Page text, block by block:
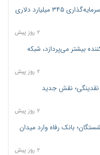
جنگ کریدورها وارد فاز جدید شد؛ سرمایه‌گذاری ۳۴۵ میلیارد دلاری
۲ روز پیش
بیشتر می‌پردازد، شبکه
۲ روز پیش
نقش جدید
۲ روز پیش
بازنشستگان؛ بانک رفاه وارد میدان
۲ روز پیش